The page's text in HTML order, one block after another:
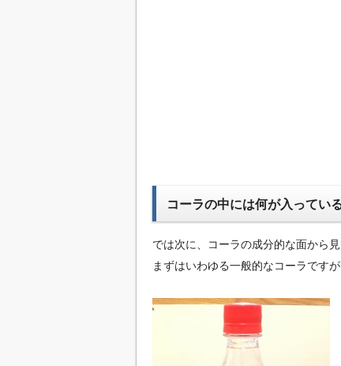
コーラの中には何が入ってい
では次に、コーラの成分的な面から見
まずはいわゆる一般的なコーラですが